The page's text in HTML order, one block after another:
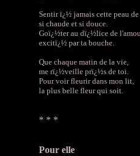
Sentir ï¿½ jamais cette peau
si chaude et si douce.
Goï¿½ter au dï¿½lice de
excitï¿½ par ta bouche.
Que chaque matin de la vie,
me rï¿½veille prï¿½s de toi.
Pour voir fleurir dans mon lit,
la plus belle fleur qui soit.
* * *
Pour elle